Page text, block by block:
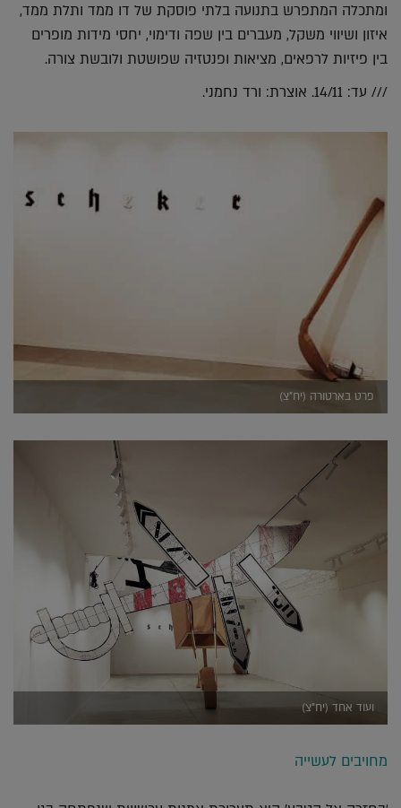
ומתכלה המתפרש בתנועה בלתי פוסקת של דו ממד ותלת ממד,
איזון ושיווי משקל, מעברים בין שפה ודימוי, יחסי מידות מופרים
בין פיזיות לרפאים, מציאות ופנטזיה שפושטת ולובשת צורה.
/// עד: 14/11. אוצרת: ורד נחמני.
פרט בארטורה (יח"צ)
ועוד אחד (יח"צ)
מחויבים לעשייה